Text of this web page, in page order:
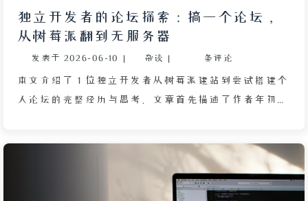
独立开发者的论坛探索：搞一个论坛，
从树莓派翻到无服务器
发表于 2026-06-10 | 杂谈 | 条评论
本文介绍了 1 位独立开发者从树莓派建站到尝试搭建个
人论坛的完整经历与思考。文章首先描述了作者年初用
的焦虑，以及更换宽带后继续玩树莓派的转折。接着详
细说明了使用 1Panel 面板与 NodeBB 程序构建论坛的
技术方案，并对比了 EMLOG、WordPress 伪装论坛的